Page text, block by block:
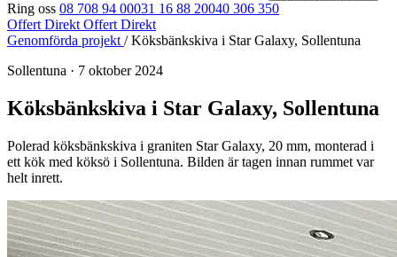
Ring oss 08 708 94 00031 16 88 20040 306 350
Offert Direkt Offert Direkt
Genomförda projekt / Köksbänkskiva i Star Galaxy, Sollentuna
Sollentuna · 7 oktober 2024
Köksbänkskiva i Star Galaxy, Sollentuna
Polerad köksbänkskiva i graniten Star Galaxy, 20 mm, monterad i
ett kök med köksö i Sollentuna. Bilden är tagen innan rummet var
helt inrett.